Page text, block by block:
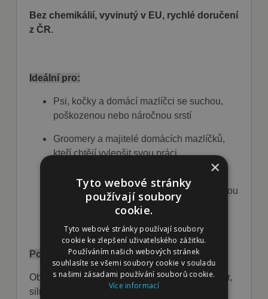
Bez chemikálií, vyvinutý v EU, rychlé doručení
z ČR.
Ideální pro:
Psi, kočky a domácí mazlíčci sesuchou,
poškozenou nebo náročnou srstí
Groomery a majitelé domácích mazlíčků,
kteří chtějívylepšit svou práci
přípravek před koupelí,
oplachovací přípravek
nebo
bezoplachovou
Pokyny k aplikaci
Objevte veškerou sílu péče o srst s Divine Elixir,
silnou směsí organických olejů určenou k
×
Tyto webové stránky
používají soubory
cookie.
Tyto webové stránky používají soubory
cookie ke zlepšení uživatelského zážitku.
Používáním našich webových stránek
souhlasíte se všemi soubory cookie v souladu
s našimi zásadami používání souborů cookie.
Více informací